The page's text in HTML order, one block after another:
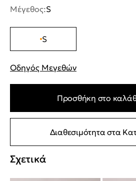
Μέγεθος:S
S
Οδηγός Μεγεθών
Προσθήκη στο
Διαθεσιμότητα στα
Σχετικά